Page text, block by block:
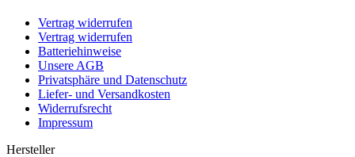
Vertrag widerrufen
Vertrag widerrufen
Batteriehinweise
Unsere AGB
Privatsphäre und Datenschutz
Liefer- und Versandkosten
Widerrufsrecht
Impressum
Hersteller